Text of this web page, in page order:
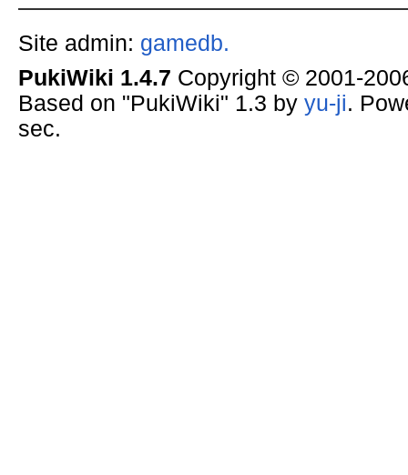
Site admin: gamedb.
PukiWiki 1.4.7 Copyright © 2001-
Based on "PukiWiki" 1.3 by yu-ji.
sec.